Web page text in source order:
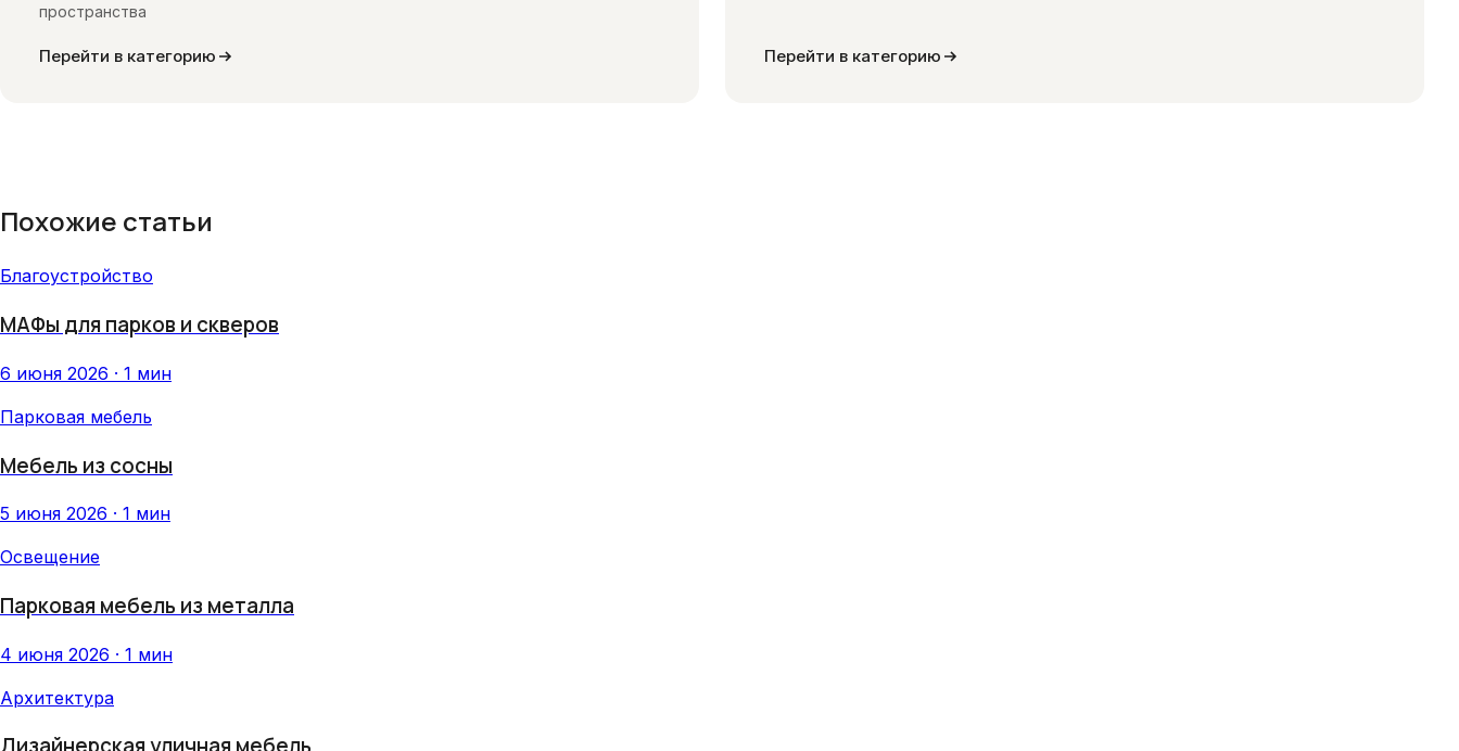
пространства
Перейти в категорию Перейти в категорию
Похожие статьи
Благоустройство
МАФы для парков и скверов
6 июня 2026 · 1 мин
Парковая мебель
Мебель из сосны
5 июня 2026 · 1 мин
Освещение
Парковая мебель из металла
4 июня 2026 · 1 мин
Архитектура